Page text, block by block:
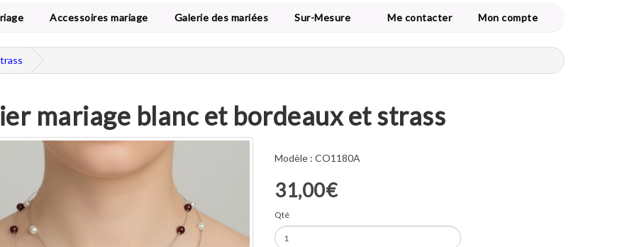
Accessoires mariage Galerie des mariées Sur-Mesure Me contacter Mon compte
mariage blanc et bordeaux et strass
Modèle : CO1180A
31,00€
Qté